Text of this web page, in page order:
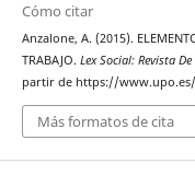
Cómo citar
Anzalone, A. (2015).
TRABAJO. Lex Social: Revista
partir de https://
Más formatos de cita